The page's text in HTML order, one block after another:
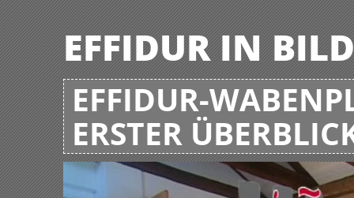
EFFIDUR IN
EFFIDUR-
ERSTER